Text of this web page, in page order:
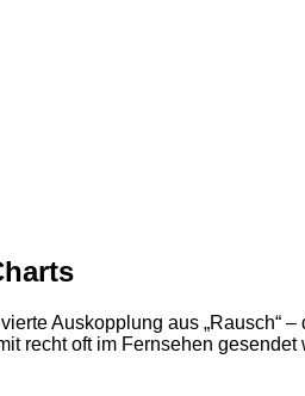
Auskopplung aus „Rausch“
recht oft im Fernsehen